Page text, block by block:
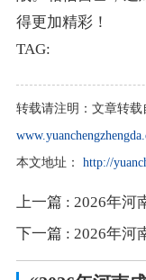
得更加精彩！
TAG:
转载请注明： 文章转
本文地址：
http://
上一篇 : 2026年河
下一篇 : 2026年河